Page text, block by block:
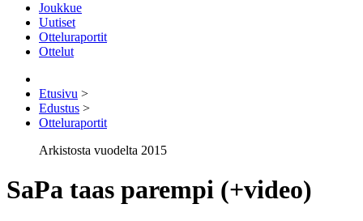
Joukkue
Uutiset
Otteluraportit
Ottelut
Etusivu >
Edustus >
Otteluraportit
Arkistosta vuodelta 2015
SaPa taas parempi (+video)